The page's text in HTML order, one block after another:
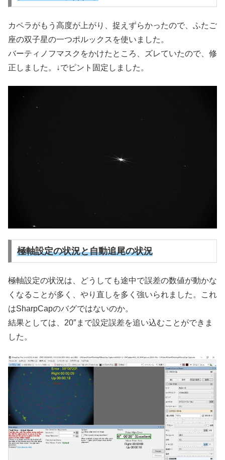
カペラがもう高度が上がり、捉えずらかったので、ふたご
座の双子星の一つポルックスを使いました。
バーティノフマスクをかけたところ、ズレていたので、修
正しました。↓でピント固定しました。
極軸設定の状況と自動追尾の状況
極軸設定の状況は、どうしても途中で誤差の数値が動かな
くなることが多く、やり直しを多く強いられました。これ
はSharpCapのバグではないのか。
結果としては、20″まで設定誤差を追い込むことができま
した。